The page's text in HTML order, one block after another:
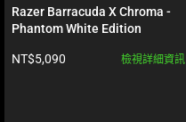
carousel.
Use
and
Razer Barracuda X Chroma -
Phantom White Edition
產品價格:
NT$5,090 檢視詳細資訊